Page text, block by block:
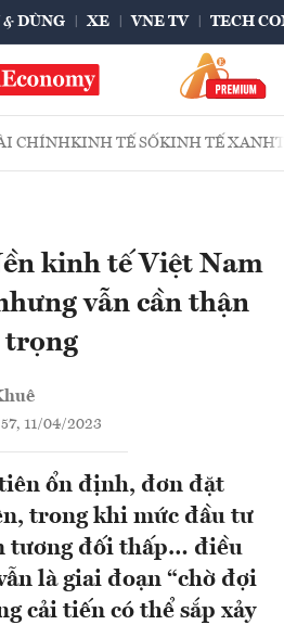
DÙNG XE VNE TV TECH
CHÍNHKINH TẾ SỐKINH TẾ XANH
kinh tế Việt Nam
vẫn cần thận
trọng
11/04/2023
ổn định, đơn đặt
trong khi mức đầu tư
tương đối thấp… điều
là giai đoạn “chờ đợi
cải tiến có thể sắp xảy